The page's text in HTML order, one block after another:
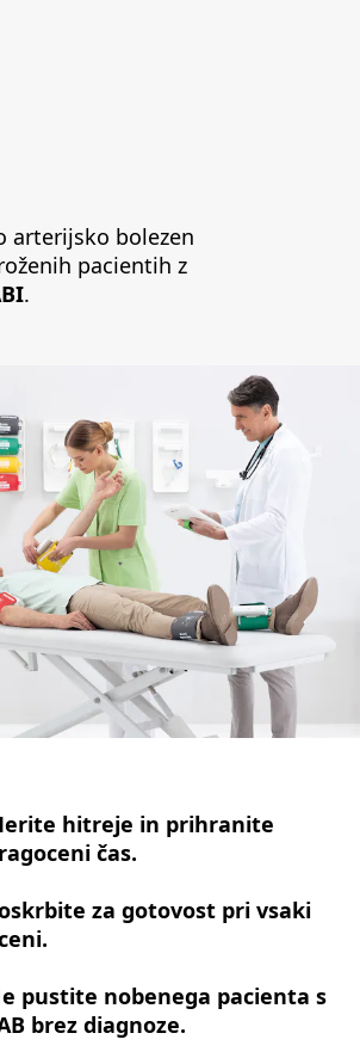
arterijsko bolezen
pacientih z
.
hitreje in prihranite
čas.
za gotovost pri vsaki
pustite nobenega pacienta s
brez diagnoze.